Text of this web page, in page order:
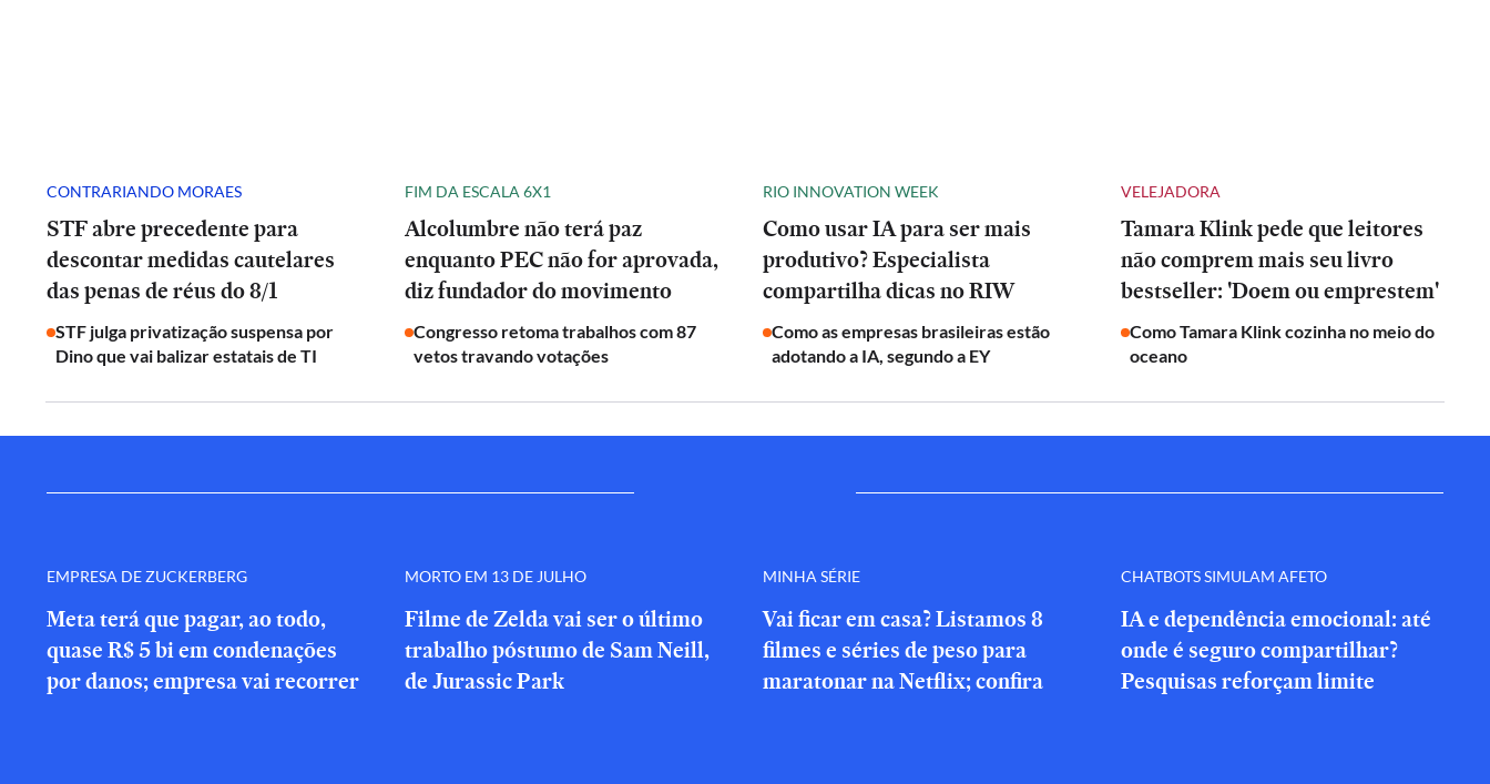
CONTRARIANDO MORAES
STF abre precedente para
descontar medidas cautelares
das penas de réus do 8/1
STF julga privatização suspensa por
Dino que vai balizar estatais de TI
FIM DA ESCALA 6X1
Alcolumbre não terá paz
enquanto PEC não for aprovada,
diz fundador do movimento
Congresso retoma trabalhos com 87
vetos travando votações
RIO INNOVATION WEEK
Como usar IA para ser mais
produtivo? Especialista
compartilha dicas no RIW
Como as empresas brasileiras estão
adotando a IA, segundo a EY
VELEJADORA
Tamara Klink pede que leitores
não comprem mais seu livro
bestseller: 'Doem ou emprestem'
Como Tamara Klink cozinha no meio do
oceano
EMPRESA DE ZUCKERBERG
Meta terá que pagar, ao todo,
quase R$ 5 bi em condenações
por danos; empresa vai recorrer
MORTO EM 13 DE JULHO
Filme de Zelda vai ser o último
trabalho póstumo de Sam Neill,
de Jurassic Park
MINHA SÉRIE
Vai ficar em casa? Listamos 8
filmes e séries de peso para
maratonar na Netflix; confira
CHATBOTS SIMULAM AFETO
IA e dependência emocional: até
onde é seguro compartilhar?
Pesquisas reforçam limite